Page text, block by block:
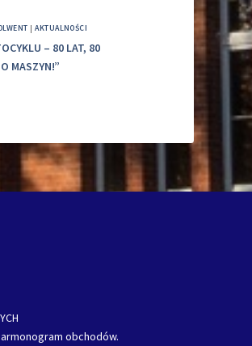
|AKTUALNOŚCI
– 80 LAT, 80
MASZYN!”
obchodów.